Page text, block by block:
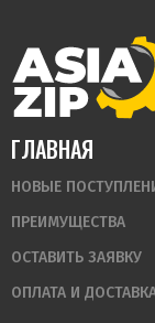
ГЛАВНАЯ
НОВЫЕ
ПРЕИМУЩЕСТВА
ОСТАВИТЬ ЗАЯВКУ
ОПЛАТА И